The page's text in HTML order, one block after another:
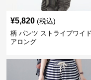
¥5,820 (税込)
柄 パンツ ストライプワイ
アロング